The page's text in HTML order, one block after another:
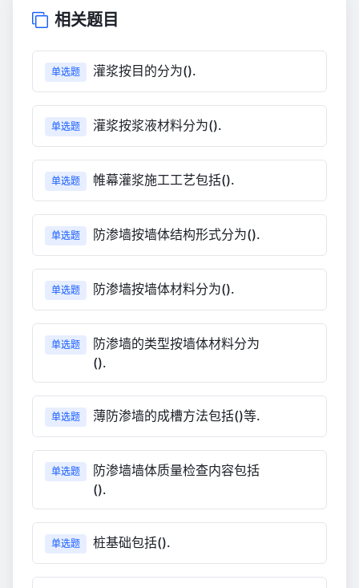
相关题目
单选题 灌浆按目的分为().
单选题 灌浆按浆液材料分为().
单选题 帷幕灌浆施工工艺包括().
单选题 防渗墙按墙体结构形式分为().
单选题 防渗墙按墙体材料分为().
单选题
防渗墙的类型按墙体材料分为
().
单选题 薄防渗墙的成槽方法包括()等.
单选题
防渗墙墙体质量检查内容包括
().
单选题 桩基础包括().